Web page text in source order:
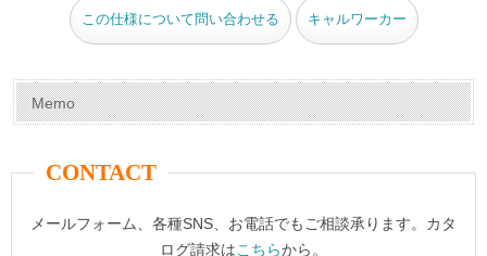
この仕様について問い合わせる キャルワーカー
Memo
CONTACT
メールフォーム、各種SNS、お電話でもご相談承ります。カタ
ログ請求はこちらから。